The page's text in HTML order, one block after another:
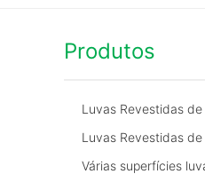
Produtos
Luvas Revestidas de